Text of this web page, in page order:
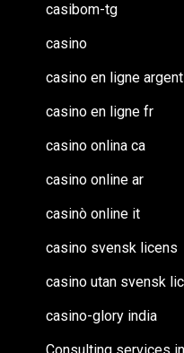
casibom-tg
casino
casino en ligne
casino en ligne fr
casino onlina ca
casino online ar
casinò online it
casino svensk licens
casino utan svensk
casino-glory india